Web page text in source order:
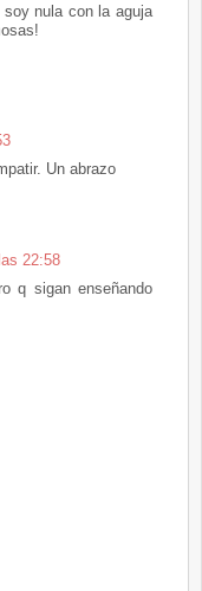
soy nula con la aguja
Un abrazo
22:58
q sigan enseñando